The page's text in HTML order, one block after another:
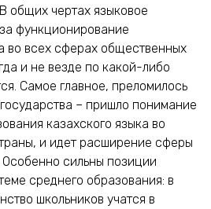
общих чертах языковое
функционирование
во всех сферах общественных
и не везде по какой-либо
Самое главное, преломилось
– пришло понимание
казахского языка во
и идет расширение сферы
сильны позиции
среднего образования: в
школьников учатся в